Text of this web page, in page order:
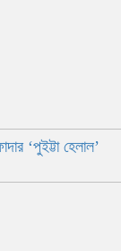
‘পুইট্টা হেলাল’